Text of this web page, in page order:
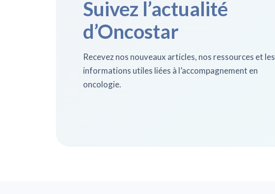
Suivez l’actualité
d’Oncostar
Recevez nos nouveaux articles, nos ressources et les
informations utiles liées à l’accompagnement en
oncologie.